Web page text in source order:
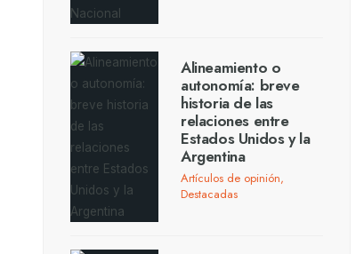
Alineamiento o
autonomía: breve
historia de las
relaciones entre
Estados Unidos y la
Argentina
Artículos de opinión,
Destacadas